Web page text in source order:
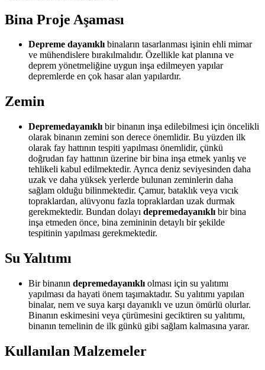
Bina Proje Aşaması
Depreme dayanıklıbinaların tasarlanması işinin ehli mimar
ve mühendislere bırakılmalıdır. Özellikle kat planına ve
deprem yönetmeliğine uygun inşa edilmeyen yapılar
depremlerde en çok hasar alan yapılardır.
Zemin
Depremedayanıklı bir binanın inşa edilebilmesi için öncelikli
olarak binanın zemini son derece önemlidir. Bu yüzden ilk
olarak fay hattının tespiti yapılması önemlidir, çünkü
doğrudan fay hattının üzerine bir bina inşa etmek yanlış ve
tehlikeli kabul edilmektedir. Ayrıca deniz seviyesinden daha
uzak ve daha yüksek yerlerde bulunan zeminlerin daha
sağlam olduğu bilinmektedir. Çamur, bataklık veya vıcık
topraklardan, alüvyonu fazla topraklardan uzak durmak
gerekmektedir. Bundan dolayı depremedayanıklı bir bina
inşa etmeden önce, bina zemininin detaylı bir şekilde
tespitinin yapılması gerekmektedir.
Su Yalıtımı
Bir binanın depremedayanıklı olması için su yalıtımı
yapılması da hayati önem taşımaktadır. Su yalıtımı yapılan
binalar, nem ve suya karşı dayanıklı ve uzun ömürlü olurlar.
Binanın eskimesini veya çürümesini geciktiren su yalıtımı,
binanın temelinin de ilk günkü gibi sağlam kalmasına yarar.
Kullanılan Malzemeler